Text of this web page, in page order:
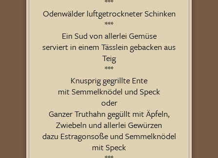
Odenwälder luftgetrockneter Schinken
***
Ein Sud von allerlei Gemüse
serviert in einem Tässlein gebacken aus
Teig
***
Knusprig gegrillte Ente
mit Semmelknödel und Speck
oder
Ganzer Truthahn gegüllt mit Äpfeln,
Zwiebeln und allerlei Gewürzen
dazu Estragonsoße und Semmelknödel
mit Speck